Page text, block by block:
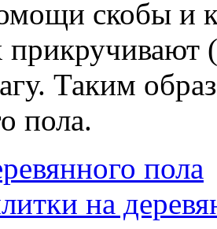
скобы и
прикручивают
Таким
пола.
пола
на